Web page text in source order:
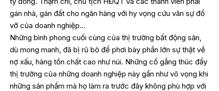
gán nhà, gán đất cho ngân hàng với hy vọng cứu vãn sự đổ
vỡ của doanh nghiệp…
Những bình phong cuối cùng của thị trường bất động sản,
dù mong manh, đã bị rũ bỏ để phơi bày phần lớn sự thật về
nợ xấu, hàng tồn chất cao như núi. Những cố gắng thúc đẩy
thị trường của những doanh nghiệp này gần như vô vọng khi
những sản phẩm mà họ làm ra trước đây không phù hợp với